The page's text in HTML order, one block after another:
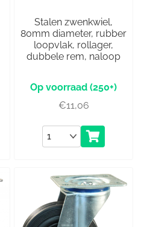
Stalen zwenkwiel,
80mm diameter, rubber
loopvlak, rollager,
dubbele rem, naloop
(250+)
€11,06
Aantal